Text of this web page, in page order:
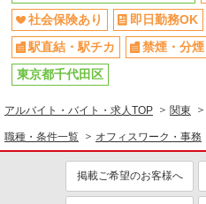
社会保険あり
即日勤務OK
駅直結・駅チカ
禁煙・分煙
東京都千代田区
アルバイト・バイト・求人TOP 関東
職種・条件一覧 オフィスワーク・事務
掲載ご希望のお客様へ